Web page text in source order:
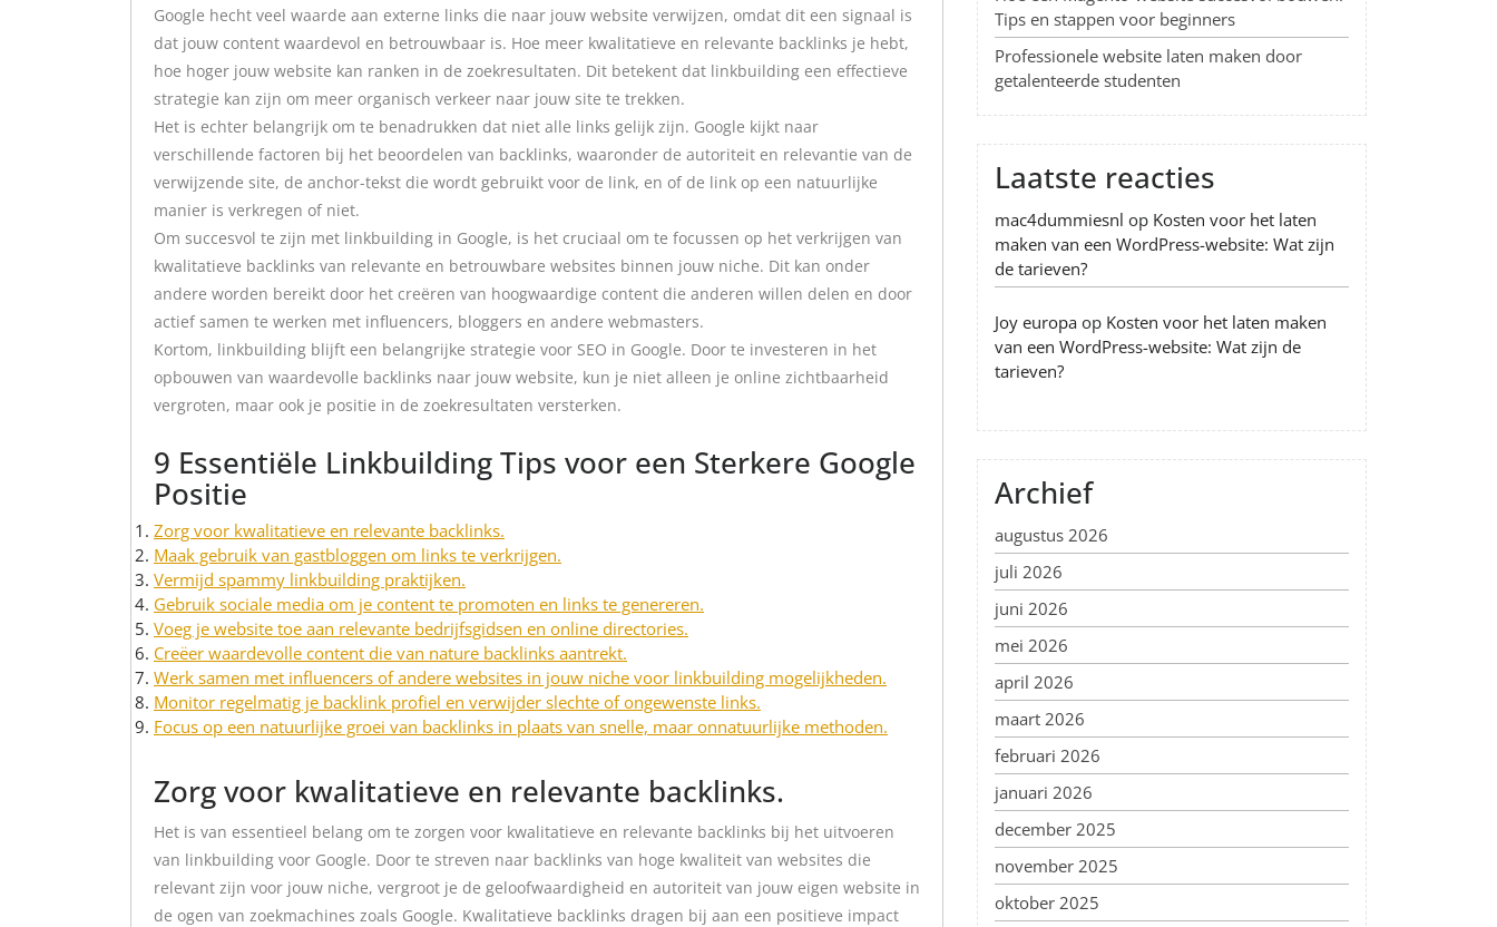
Google hecht veel waarde aan externe links die naar jouw website verwijzen, omdat dit een signaal is
dat jouw content waardevol en betrouwbaar is. Hoe meer kwalitatieve en relevante backlinks je hebt,
hoe hoger jouw website kan ranken in de zoekresultaten. Dit betekent dat linkbuilding een effectieve
strategie kan zijn om meer organisch verkeer naar jouw site te trekken.
Het is echter belangrijk om te benadrukken dat niet alle links gelijk zijn. Google kijkt naar
verschillende factoren bij het beoordelen van backlinks, waaronder de autoriteit en relevantie van de
verwijzende site, de anchor-tekst die wordt gebruikt voor de link, en of de link op een natuurlijke
manier is verkregen of niet.
Om succesvol te zijn met linkbuilding in Google, is het cruciaal om te focussen op het verkrijgen van
kwalitatieve backlinks van relevante en betrouwbare websites binnen jouw niche. Dit kan onder
andere worden bereikt door het creëren van hoogwaardige content die anderen willen delen en door
actief samen te werken met influencers, bloggers en andere webmasters.
Kortom, linkbuilding blijft een belangrijke strategie voor SEO in Google. Door te investeren in het
opbouwen van waardevolle backlinks naar jouw website, kun je niet alleen je online zichtbaarheid
vergroten, maar ook je positie in de zoekresultaten versterken.
9 Essentiële Linkbuilding Tips voor een Sterkere Google
Positie
Zorg voor kwalitatieve en relevante backlinks.
Maak gebruik van gastbloggen om links te verkrijgen.
Vermijd spammy linkbuilding praktijken.
Gebruik sociale media om je content te promoten en links te genereren.
Voeg je website toe aan relevante bedrijfsgidsen en online directories.
Creëer waardevolle content die van nature backlinks aantrekt.
Werk samen met influencers of andere websites in jouw niche voor linkbuilding mogelijkheden.
Monitor regelmatig je backlink profiel en verwijder slechte of ongewenste links.
Focus op een natuurlijke groei van backlinks in plaats van snelle, maar onnatuurlijke methoden.
Zorg voor kwalitatieve en relevante backlinks.
Het is van essentieel belang om te zorgen voor kwalitatieve en relevante backlinks bij het uitvoeren
van linkbuilding voor Google. Door te streven naar backlinks van hoge kwaliteit van websites die
relevant zijn voor jouw niche, vergroot je de geloofwaardigheid en autoriteit van jouw eigen website in
de ogen van zoekmachines zoals Google. Kwalitatieve backlinks dragen bij aan een positieve impact
Tips en stappen voor beginners
Professionele website laten maken door
getalenteerde studenten
Laatste reacties
mac4dummiesnl op Kosten voor het laten
maken van een WordPress-website: Wat zijn
de tarieven?
Joy europa op Kosten voor het laten maken
van een WordPress-website: Wat zijn de
tarieven?
Archief
augustus 2026
juli 2026
juni 2026
mei 2026
april 2026
maart 2026
februari 2026
januari 2026
december 2025
november 2025
oktober 2025